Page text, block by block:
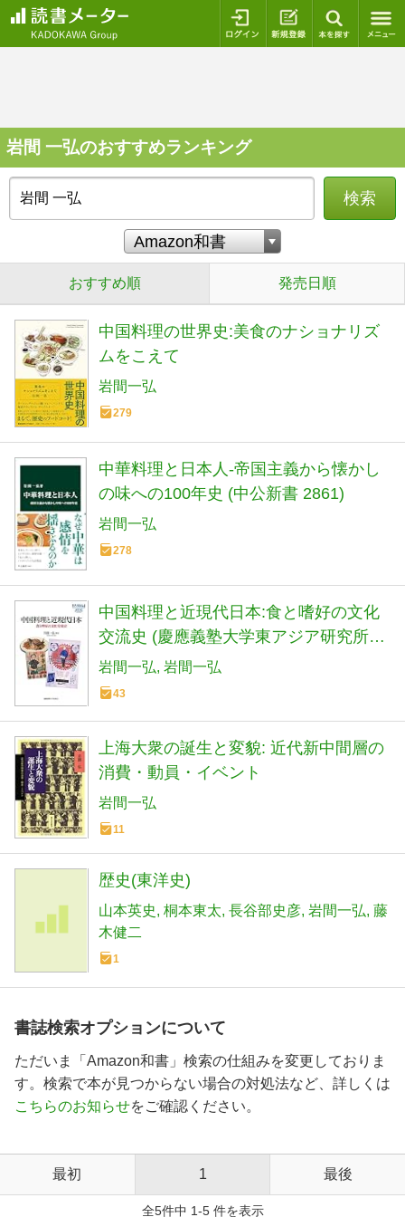
ログイン 新規登録
岩間 一弘のおすすめランキング
検索
おすすめ順 発売日順
中国料理の世界史:美食のナショナリズ
ムをこえて
岩間一弘
279
中華料理と日本人-帝国主義から懐かし
の味への100年史 (中公新書 2861)
岩間一弘
278
中国料理と近現代日本:食と嗜好の文化
交流史 (慶應義塾大学東アジア研究所叢
書)
岩間一弘 岩間一弘
43
上海大衆の誕生と変貌: 近代新中間層の
消費・動員・イベント
岩間一弘
11
歴史(東洋史)
山本英史 桐本東太 長谷部史彦 岩間一弘 藤
木健二
1
書誌検索オプションについて
ただいま「Amazon和書」検索の仕組みを変更しておりま
す。検索で本が見つからない場合の対処法など、詳しくは
こちらのお知らせをご確認ください。
最初 1 最後
全5件中 1-5 件を表示